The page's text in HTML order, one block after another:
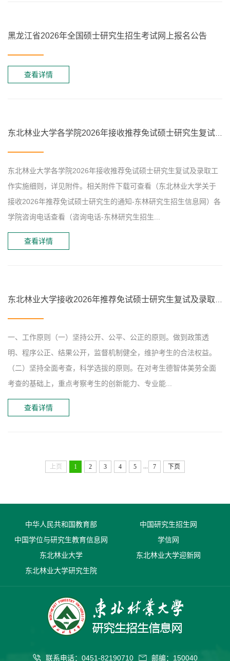
黑龙江省2026年全国硕士研究生招生考试网上报名公告
查看详情
东北林业大学各学院2026年接收推荐免试硕士研究生复试及录取工
作实施细则，详见附件。相关附件下载可查看（东北林业大学关于
接收2026年推荐免试硕士研究生的通知-东林研究生招生信息网）各
学院咨询电话查看（咨询电话-东林研究生招生...
查看详情
一、工作原则（一）坚持公开、公平、公正的原则。做到政策透
明、程序公正、结果公开，监督机制健全，维护考生的合法权益。
（二）坚持全面考查，科学选拔的原则。在对考生德智体美劳全面
考查的基础上，重点考察考生的创新能力、专业能...
查看详情
上页 1 2 3 4 5 ... 7 下页
中华人民共和国教育部
中国研究生招生网
中国学位与研究生教育信息网
学信网
东北林业大学
东北林业大学迎新网
东北林业大学研究生院
联系电话：0451-82190710 邮编：150040